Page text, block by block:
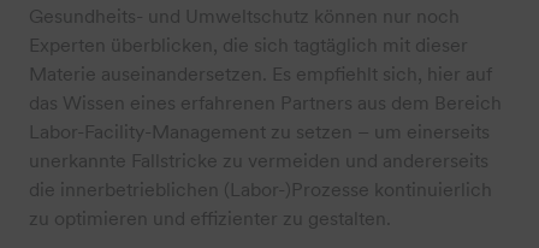
Gesundheits- und Umweltschutz können nur noch
Experten überblicken, die sich tagtäglich mit dieser
Materie auseinandersetzen. Es empfiehlt sich, hier auf
das Wissen eines erfahrenen Partners aus dem Bereich
Labor-Facility-Management zu setzen – um einerseits
unerkannte Fallstricke zu vermeiden und andererseits
die innerbetrieblichen (Labor-)Prozesse kontinuierlich
zu optimieren und effizienter zu gestalten.